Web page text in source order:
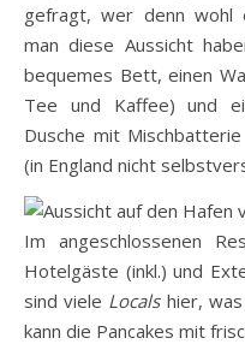
gefragt, wer denn wohl
man diese Aussicht
bequemes Bett, einen
Tee und Kaffee) und
Dusche mit
(in England nicht
Im angeschlossenen
Hotelgäste (inkl.) und
sind viele Localshier, was
kann die Pancakes mit